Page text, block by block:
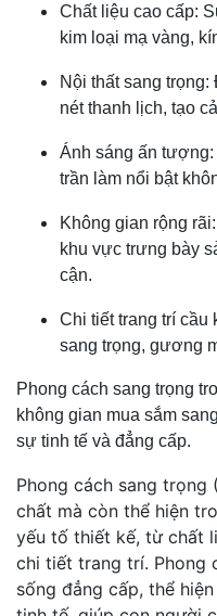
Chất liệu cao cấp:
kim loại mạ vàng,
Nội thất sang
nét thanh lịch, tạo
Ánh sáng ấn
trần làm nổi bật
Không gian rộng
khu vực trưng bày
cận.
Chi tiết trang trí cầu
sang trọng, gương
Phong cách sang trọng
không gian mua sắm
sự tinh tế và đẳng cấp.
Phong cách sang trọng
chất mà còn thể hiện
yếu tố thiết kế, từ chất
chi tiết trang trí. Phong
sống đẳng cấp, thể